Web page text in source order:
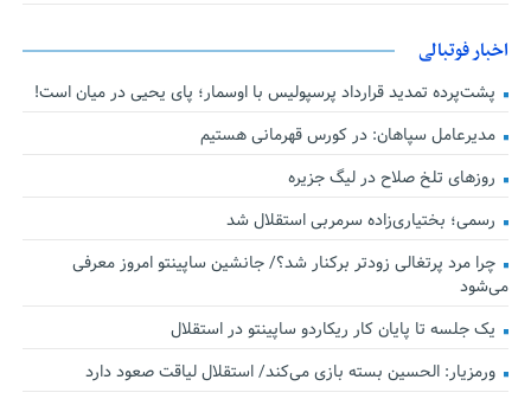
اخبار فوتبالی
پشت‌پرده تمدید قرارداد پرسپولیس با اوسمار؛ پای یحیی در میان است!
مدیرعامل سپاهان: در کورس قهرمانی هستیم
روزهای تلخ صلاح در لیگ جزیره
رسمی؛ بختیاری‌زاده سرمربی استقلال شد
چرا مرد پرتغالی زودتر برکنار شد؟/ جانشین ساپینتو امروز معرفی
می‌شود
یک جلسه تا پایان کار ریکاردو ساپینتو در استقلال
ورمزیار: الحسین بسته بازی می‌کند/ استقلال لیاقت صعود دارد